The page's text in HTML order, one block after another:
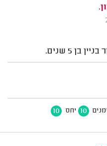
בן 5 שנים.
10 יחס 10